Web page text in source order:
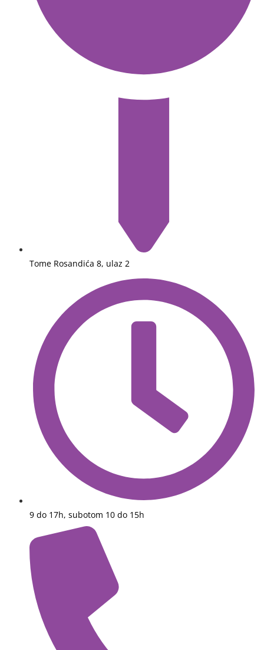
Tome Rosandića 8, ulaz 2
9 do 17h, subotom 10 do 15h